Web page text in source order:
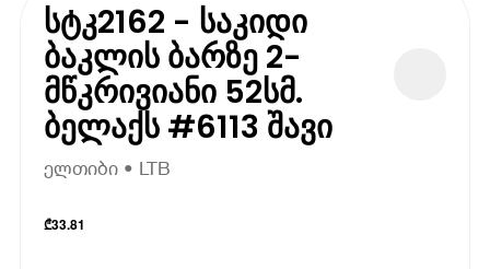
სტკ2162 - საკიდი
ბაკლის ბარზე 2-
მწკრივიანი 52სმ.
ბელაქს #6113 შავი
ელთიბი • LTB
₾33.81